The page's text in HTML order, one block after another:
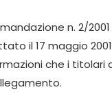
n. 2/
il 17 maggio
che i